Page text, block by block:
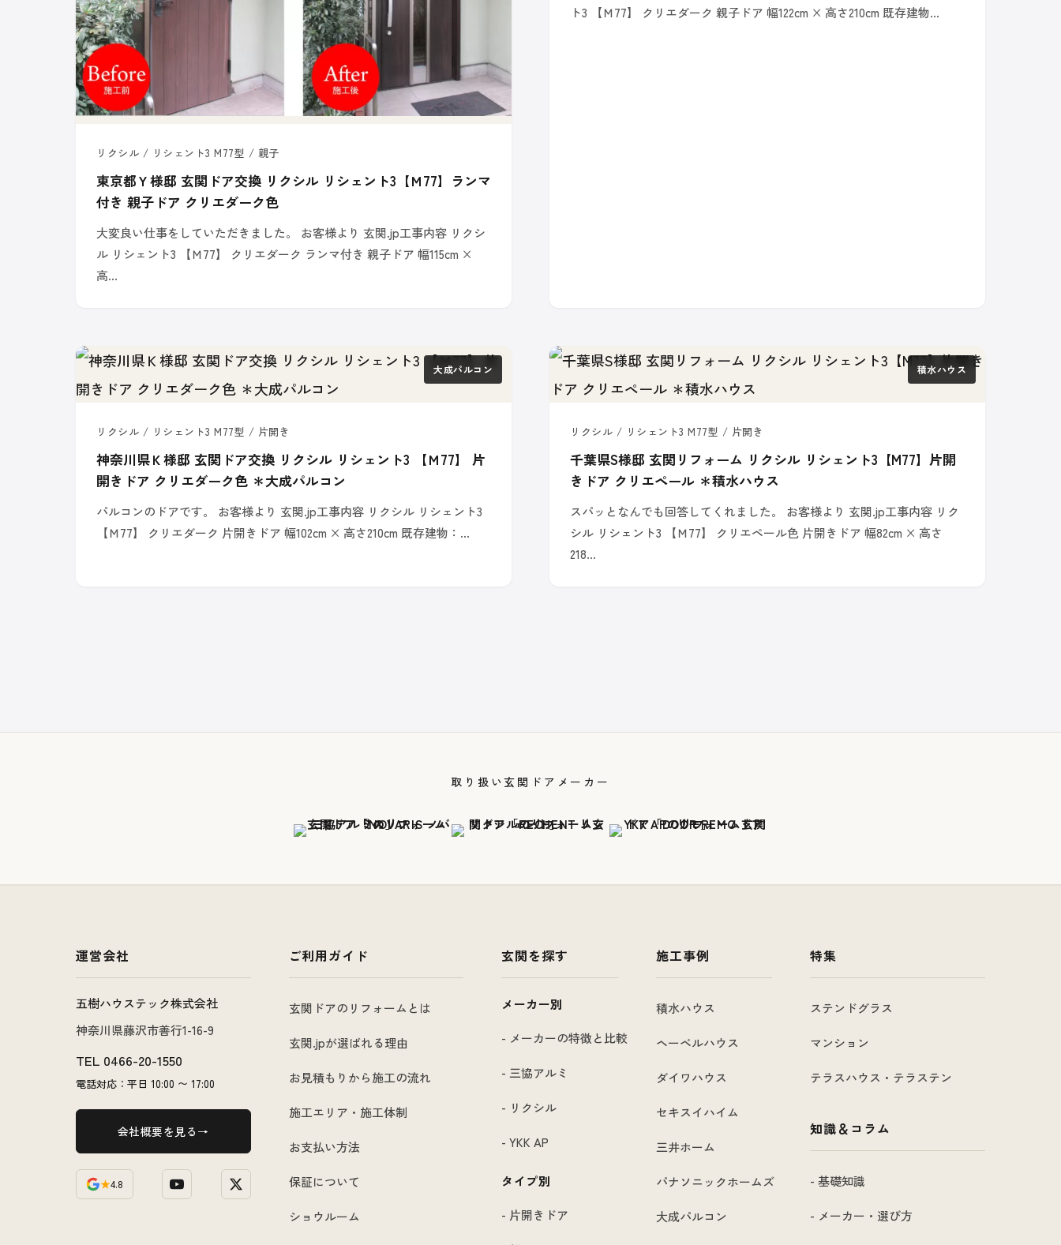
リクシル / リシェント3 M77型 / 親子
東京都Ｙ様邸 玄関ドア交換 リクシル リシェント3【Ｍ77】ランマ
付き 親子ドア クリエダーク色
大変良い仕事をしていただきました。 お客様より 玄関.jp工事内容 リクシ
ル リシェント3 【Ｍ77】 クリエダーク ランマ付き 親子ドア 幅115cm ×
高…
ト3 【Ｍ77】 クリエダーク 親子ドア 幅122cm × 高さ210cm 既存建物…
大成パルコン
リクシル / リシェント3 M77型 / 片開き
神奈川県Ｋ様邸 玄関ドア交換 リクシル リシェント3 【Ｍ77】 片
開きドア クリエダーク色 ＊大成パルコン
パルコンのドアです。 お客様より 玄関.jp工事内容 リクシル リシェント3
【Ｍ77】 クリエダーク 片開きドア 幅102cm × 高さ210cm 既存建物：…
積水ハウス
リクシル / リシェント3 M77型 / 片開き
千葉県S様邸 玄関リフォーム リクシル リシェント3【M77】片開
きドア クリエペール ＊積水ハウス
スパッとなんでも回答してくれました。 お客様より 玄関.jp工事内容 リク
シル リシェント3 【Ｍ77】 クリエペール色 片開きドア 幅82cm × 高さ
218…
取り扱い玄関ドアメーカー
運営会社
五樹ハウステック株式会社
神奈川県藤沢市善行1-16-9
TEL 0466-20-1550
電話対応：平日 10:00 〜 17:00
会社概要を見る
★4.8
ご利用ガイド
玄関ドアのリフォームとは
玄関.jpが選ばれる理由
お見積もりから施工の流れ
施工エリア・施工体制
お支払い方法
保証について
ショウルーム
玄関を探す
メーカー別
- メーカーの特徴と比較
- 三協アルミ
- リクシル
- YKK AP
タイプ別
- 片開きドア
施工事例
積水ハウス
ヘーベルハウス
ダイワハウス
セキスイハイム
三井ホーム
パナソニックホームズ
大成パルコン
特集
ステンドグラス
マンション
テラスハウス・テラステン
知識＆コラム
- 基礎知識
- メーカー・選び方